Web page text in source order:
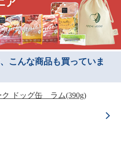
こんな商品も買っていま
ク ドッグ缶 ラム(390g)